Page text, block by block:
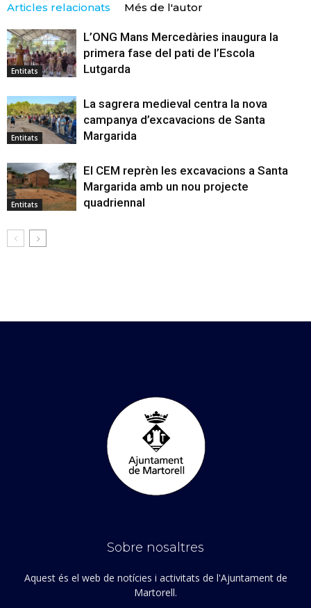
Articles relacionats Més de l'autor
Entitats
L’ONG Mans Mercedàries inaugura la
primera fase del pati de l’Escola
Lutgarda
Entitats
La sagrera medieval centra la nova
campanya d’excavacions de Santa
Margarida
Entitats
El CEM reprèn les excavacions a Santa
Margarida amb un nou projecte
quadriennal
Sobre nosaltres
Aquest és el web de notícies i activitats de l'Ajuntament de
Martorell.